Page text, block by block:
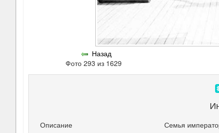
Назад
Фото 293 из 1629
Описание
Семья